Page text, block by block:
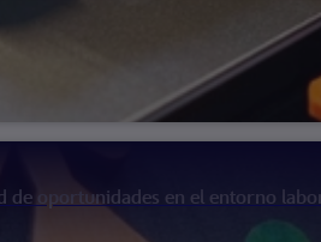
de oportunidades en el entorno